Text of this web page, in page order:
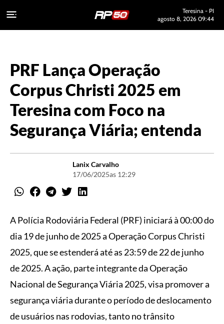
Teresina - PI
agosto 8, 2026 09:44
PRF Lança Operação
Corpus Christi 2025 em
Teresina com Foco na
Segurança Viária; entenda
Lanix Carvalho
17/06/2025as 12:29
A Polícia Rodoviária Federal (PRF) iniciará à 00:00 do
dia 19 de junho de 2025 a Operação Corpus Christi
2025, que se estenderá até as 23:59 de 22 de junho
de 2025. A ação, parte integrante da Operação
Nacional de Segurança Viária 2025, visa promover a
segurança viária durante o período de deslocamento
de usuários nas rodovias, tanto no trânsito